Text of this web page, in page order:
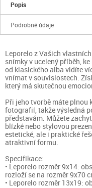
Popis
Podrobné údaje
Leporelo z Vašich
snímky v ucelený příběh,
od klasického alba vidíte
vnímat v souvislostech.
který má skutečnou
Při jeho tvorbě máte plnou
fotografií, takže výsledná
představám. Můžete
blízké nebo stylovou
estetické, ale i praktické
atraktivní formu.
Specifikace:
• Leporelo rozměr 9x14:
rozloží se na rozměr 9x70
• Leporelo rozměr 13x19: